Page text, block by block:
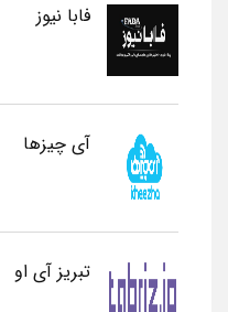
فابا نیوز
آی چیزها
تبریز آی او